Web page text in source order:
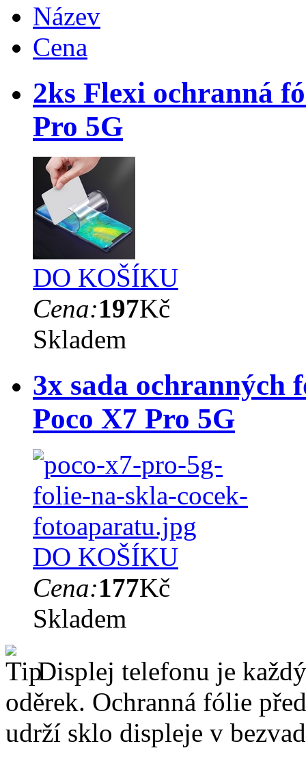
Název
Cena
2ks Flexi ochranná
Pro 5G
DO KOŠÍKU
Cena:197Kč
Skladem
3x sada ochranných
Poco X7 Pro 5G
DO KOŠÍKU
Cena:177Kč
Skladem
Displej telefonu je
oděrek. Ochranná fólie
udrží sklo displeje v